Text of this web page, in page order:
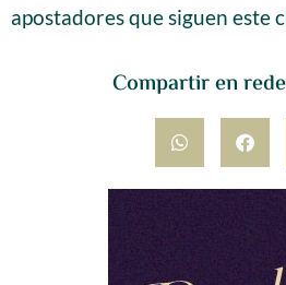
Compartir en
apostadores que siguen este